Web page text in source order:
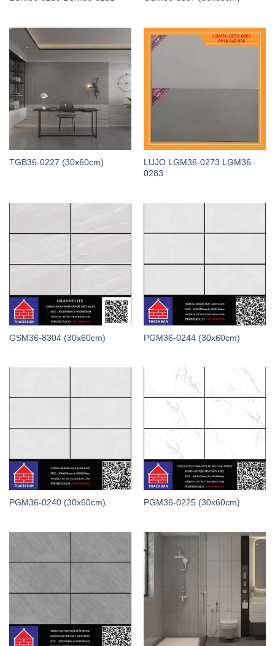
TGB36-0227 (30x60cm)
LUJO LGM36-0273 LGM36-
0283
GSM36-8304 (30x60cm) PGM36-0244 (30x60cm)
PGM36-0240 (30x60cm) PGM36-0225 (30x60cm)